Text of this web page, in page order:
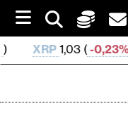
i
p
t
o
-0,23%) SOL